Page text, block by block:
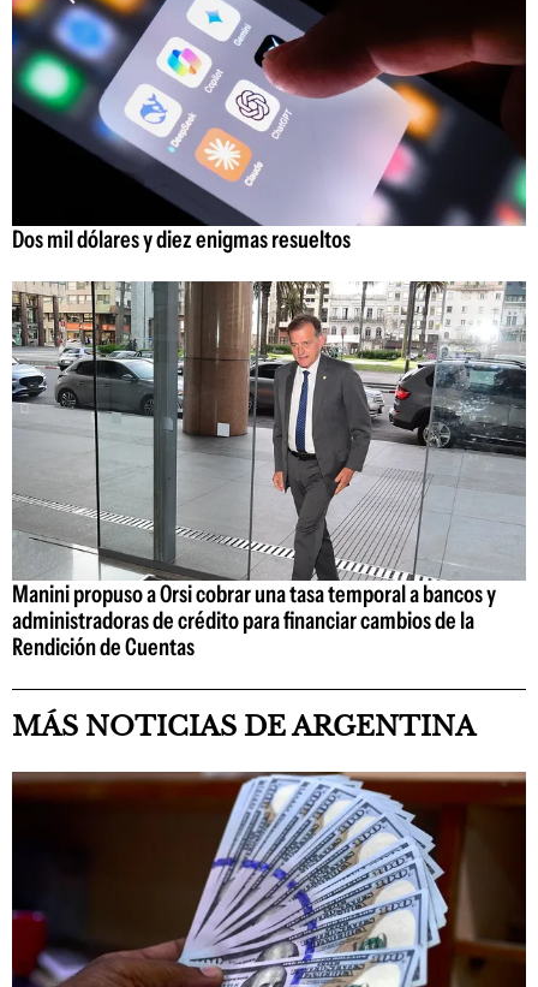
Dos mil dólares y diez enigmas resueltos
Manini propuso a Orsi cobrar una tasa temporal a bancos y
administradoras de crédito para financiar cambios de la
Rendición de Cuentas
MÁS NOTICIAS DE ARGENTINA